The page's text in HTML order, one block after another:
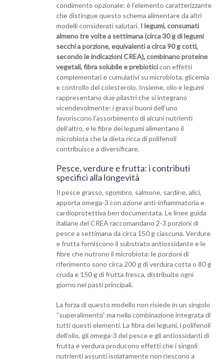
condimento opzionale: è l’elemento caratterizzante
che distingue questo schema alimentare da altri
modelli considerati salutari. I legumi, consumati
almeno tre volte a settimana (circa 30 g di legumi
secchi a porzione, equivalenti a circa 90 g cotti,
secondo le indicazioni CREA), combinano proteine
vegetali, fibra solubile e prebioticicon effetti
complementari e cumulativi su microbiota, glicemia
e controllo del colesterolo. Insieme, olio e legumi
rappresentano due pilastri che si integrano
vicendevolmente: i grassi buoni dell’uno
favoriscono l’assorbimento di alcuni nutrienti
dell’altro, e le fibre dei legumi alimentano il
microbiota che la dieta ricca di polifenoli
contribuisce a diversificare.
Pesce, verdure e frutta: i contributi
specifici alla longevità
Il pesce grasso, sgombro, salmone, sardine, alici,
apporta omega-3 con azione anti-infiammatoria e
cardioprotettiva ben documentata. Le linee guida
italiane del CREA raccomandano 2-3 porzioni di
pesce a settimana da circa 150 g ciascuna. Verdure
e frutta forniscono il substrato antiossidante e le
fibre che nutrono il microbiota: le porzioni di
riferimento sono circa 200 g di verdura cotta o 80 g
cruda e 150 g di frutta fresca, distribuite ogni
giorno nei pasti principali.
La forza di questo modello non risiede in un singolo
“superalimento” ma nella combinazione integrata di
tutti questi elementi. La fibra dei legumi, i polifenoli
dell’olio, gli omega-3 del pesce e gli antiossidanti di
frutta e verdura producono effetti che i singoli
nutrienti assunti isolatamente non riescono a